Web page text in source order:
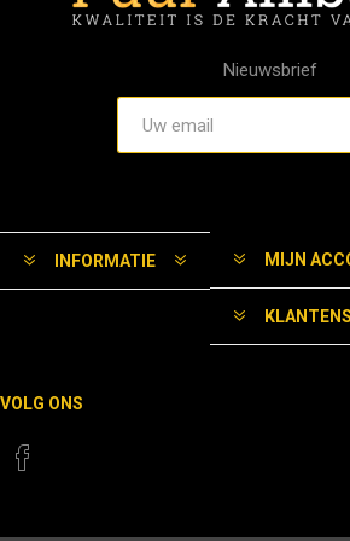
Nieuwsbrief
INFORMATIE MIJN
VOLG ONS